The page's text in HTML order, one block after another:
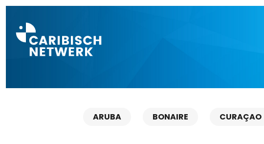
ARUBA BONAIRE CURAÇAO